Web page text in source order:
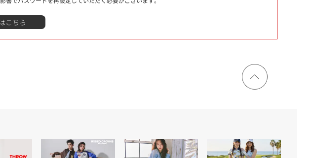
ページ
トップ